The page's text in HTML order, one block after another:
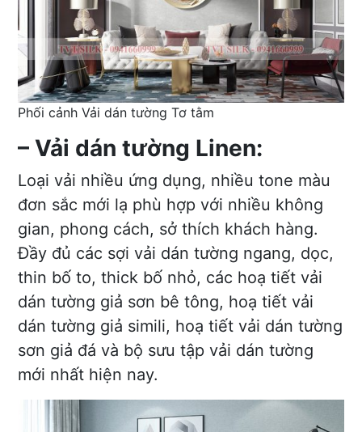
Phối cảnh Vải dán tường Tơ tằm
– Vải dán tường Linen:
Loại vải nhiều ứng dụng, nhiều tone màu
đơn sắc mới lạ phù hợp với nhiều không
gian, phong cách, sở thích khách hàng.
Đầy đủ các sợi vải dán tường ngang, dọc,
thin bố to, thick bố nhỏ, các hoạ tiết vải
dán tường giả sơn bê tông, hoạ tiết vải
dán tường giả simili, hoạ tiết vải dán tường
sơn giả đá và bộ sưu tập vải dán tường
mới nhất hiện nay.